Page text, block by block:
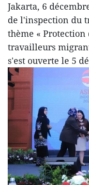
Jakarta, 6
de l'inspection du
thème «
travailleurs
s'est ouverte le 5